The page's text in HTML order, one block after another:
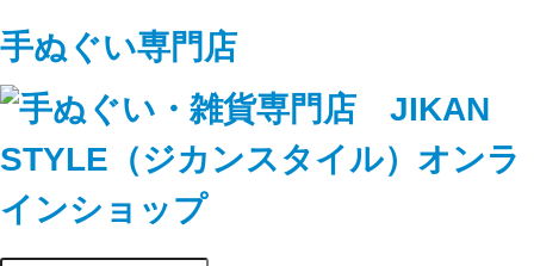
手ぬぐい専門店